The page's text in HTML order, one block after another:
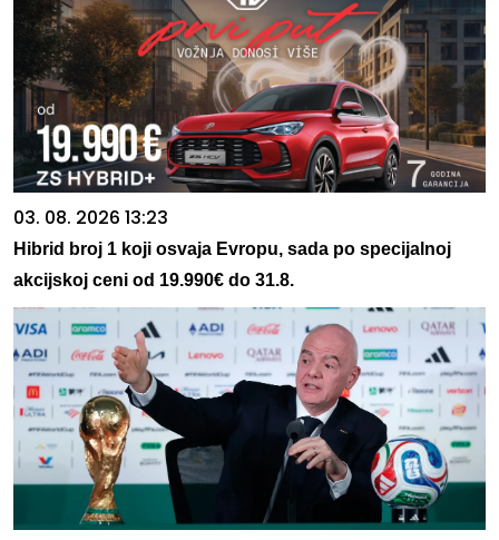
03. 08. 2026 13:23
Hibrid broj 1 koji osvaja Evropu, sada po specijalnoj
akcijskoj ceni od 19.990€ do 31.8.